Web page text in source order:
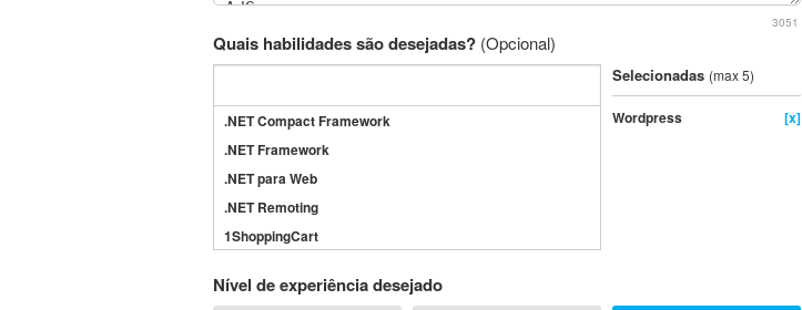
3051
Quais habilidades são desejadas? (Opcional)
.NET Compact Framework
.NET Framework
.NET para Web
.NET Remoting
1ShoppingCart
3GSM
Selecionadas (max 5)
Wordpress [x]
Nível de experiência desejado